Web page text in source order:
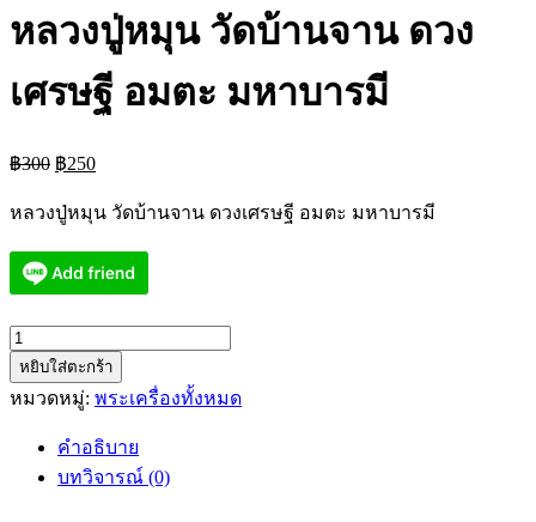
หลวงปู่หมุน วัดบ้านจาน ดวง
เศรษฐี อมตะ มหาบารมี
฿300 Original
price
was:
฿300.
฿250Current
price
หลวงปู่หมุน วัดบ้านจาน ดวงเศรษฐี อมตะ มหาบารมี
จำนวน
หลวง
ปู่
หยิบใส่ตะกร้า
หมวดหมู่: พระเครื่องทั้งหมด
คำอธิบาย
บทวิจารณ์ (0)